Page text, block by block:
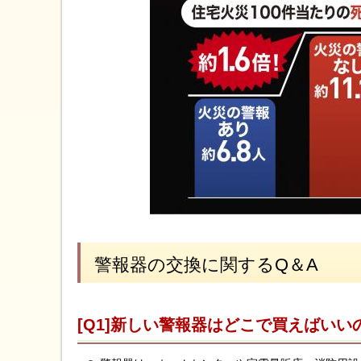
警報器の交換に関するQ＆A
[Q1]新しい警報器はどこで買えばいい